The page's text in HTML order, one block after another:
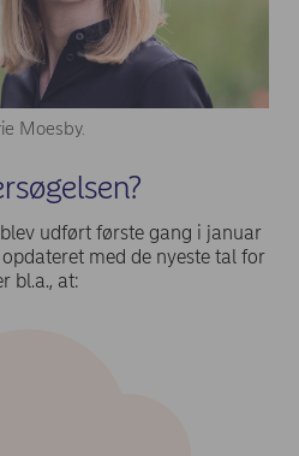
Moesby.
udført første gang i januar
med de nyeste tal for
bl.a., at: